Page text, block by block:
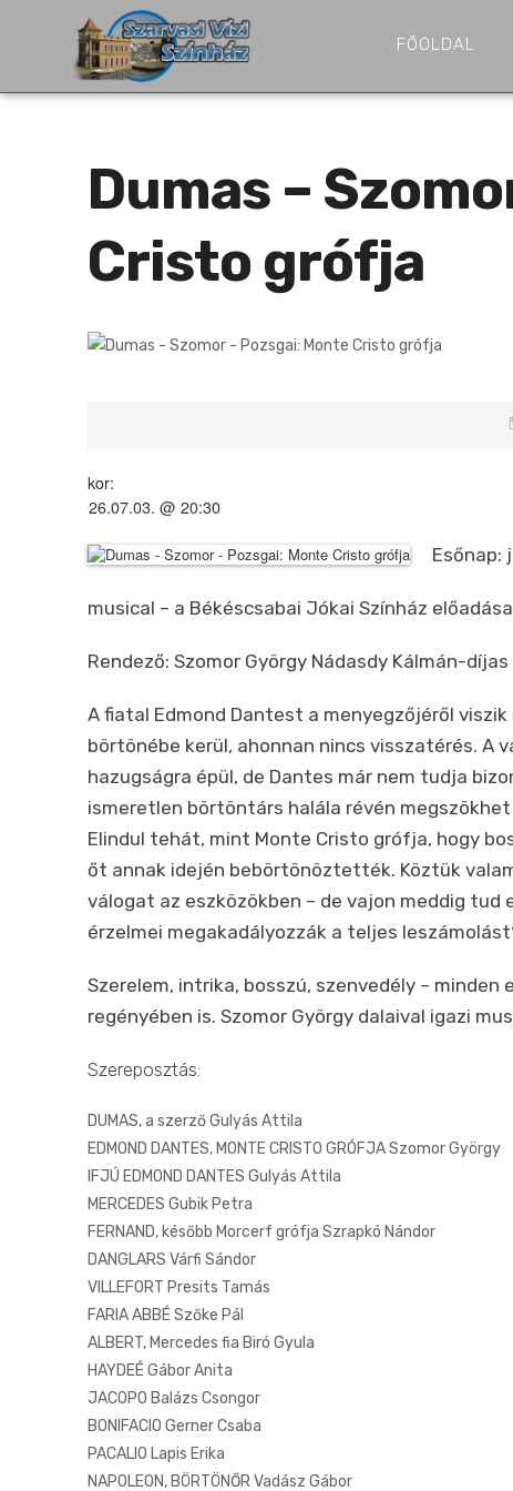
FŐOLDAL
Dumas –
Cristo grófja
Mikor:
2026.07.03. @ 20:30
Esőnap:
musical – a Békéscsabai Jókai Színház előadása
Rendező: Szomor György Nádasdy Kálmán-díjas
A fiatal Edmond Dantest a menyegzőjéről
börtönébe kerül, ahonnan nincs visszatérés. A
hazugságra épül, de Dantes már nem tudja
ismeretlen börtöntárs halála révén
Elindul tehát, mint Monte Cristo grófja, hogy
őt annak idején bebörtönöztették. Köztük
válogat az eszközökben – de vajon meddig tud
érzelmei megakadályozzák a teljes
Szerelem, intrika, bosszú, szenvedély –
regényében is. Szomor György dalaival igazi
Szereposztás:
DUMAS, a szerző Gulyás Attila
EDMOND DANTES, MONTE CRISTO GRÓFJA Szomor György
IFJÚ EDMOND DANTES Gulyás Attila
MERCEDES Gubik Petra
FERNAND, később Morcerf grófja Szrapkó Nándor
DANGLARS Várfi Sándor
VILLEFORT Presits Tamás
FARIA ABBÉ Szőke Pál
ALBERT, Mercedes fia Biró Gyula
HAYDEÉ Gábor Anita
JACOPO Balázs Csongor
BONIFACIO Gerner Csaba
PACALIO Lapis Erika
NAPOLEON, BÖRTÖNŐR Vadász Gábor